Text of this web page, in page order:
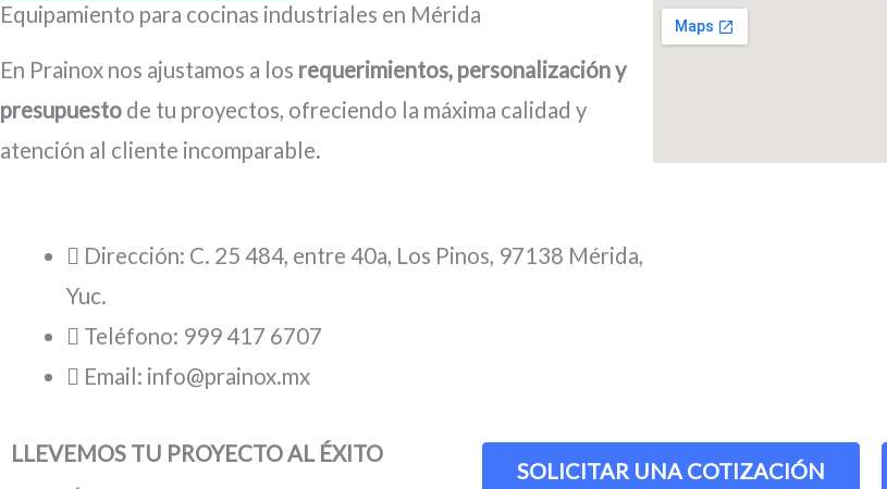
Equipamiento para cocinas industriales en Mérida
En Prainox nos ajustamos a los requerimientos, personalización y
presupuesto de tu proyectos, ofreciendo la máxima calidad y
atención al cliente incomparable.
Dirección: C. 25 484, entre 40a, Los Pinos, 97138 Mérida,
Yuc.
Teléfono: 999 417 6707
Email: info@prainox.mx
LLEVEMOS TU PROYECTO AL ÉXITO
SOLICITAR UNA COTIZACIÓN